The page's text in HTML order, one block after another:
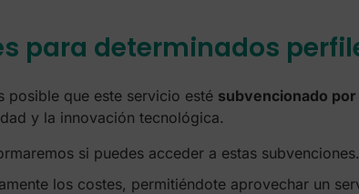
para determinados
posible que este servicio esté subvencionado
y la innovación tecnológica.
si puedes acceder a estas subvenciones.
los costes, permitiéndote aprovechar un